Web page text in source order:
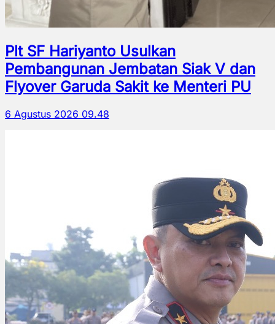
Plt SF Hariyanto Usulkan
Pembangunan Jembatan Siak V dan
Flyover Garuda Sakit ke Menteri PU
6 Agustus 2026 09.48